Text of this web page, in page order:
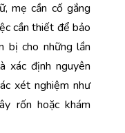
mẹ cần cố gắng
cần thiết để bảo
bị cho những lần
xác định nguyên
xét nghiệm như
rốn hoặc khám